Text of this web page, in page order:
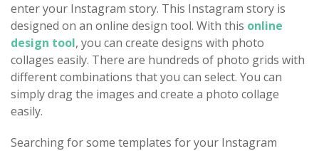
enter your Instagram story. This Instagram story is
designed on an online design tool. With this online
design tool, you can create designs with photo
collages easily. There are hundreds of photo grids with
different combinations that you can select. You can
simply drag the images and create a photo collage
easily.
Searching for some templates for your Instagram